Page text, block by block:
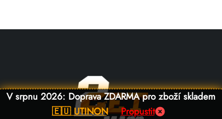
V srpnu 2026: Doprava ZDARMA pro zboží skladem
🇪🇺 UTINON
Propustit